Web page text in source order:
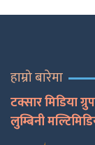
हाम्रो बारेमा
टक्सार मिडिया
लुम्बिनी